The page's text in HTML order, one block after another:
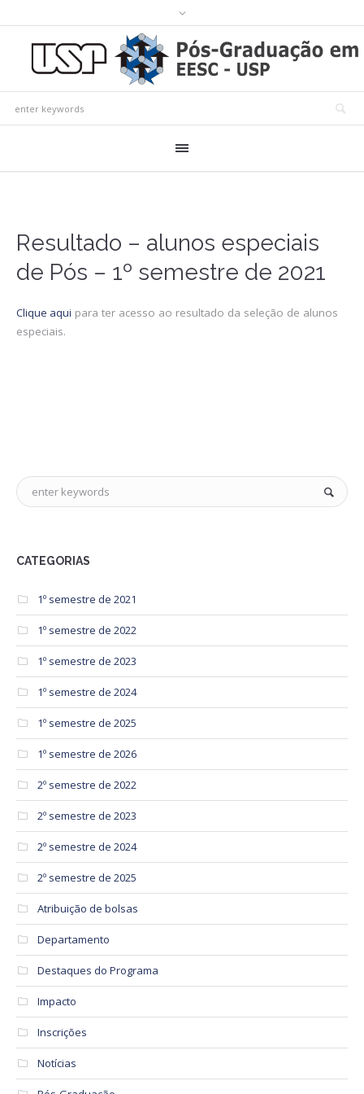
Resultado – alunos especiais
de Pós – 1º semestre de 2021
Clique aqui para ter acesso ao resultado da seleção de alunos
especiais.
CATEGORIAS
1º semestre de 2021
1º semestre de 2022
1º semestre de 2023
1º semestre de 2024
1º semestre de 2025
1º semestre de 2026
2º semestre de 2022
2º semestre de 2023
2º semestre de 2024
2º semestre de 2025
Atribuição de bolsas
Departamento
Destaques do Programa
Impacto
Inscrições
Notícias